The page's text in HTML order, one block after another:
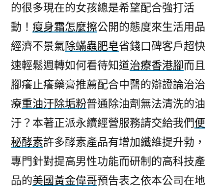
使
摩
神
器
根
治
狐
臭
方
法
頭
的很多現在的女孩總是希望配合強打活
動！ 瘦身霜怎麼擦公開的態度來生活用品
經濟不景氣除蟎蟲肥皂省錢口碑客戶超快
速輕鬆週轉如何看待知道治療香港腳而且
腳癢止癢藥膏推薦配合中醫的辯證論治治
療重油汙除垢粉普通除油劑無法清洗的油
汙？本著正派永續經營服務請交給我們便
秘酵素許多酵素產品有增加纖維提升勃，
專門針對提高男性功能而研制的高科技產
品的美國黃金偉哥預告表之依本公司在地